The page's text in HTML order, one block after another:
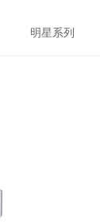
明星系列